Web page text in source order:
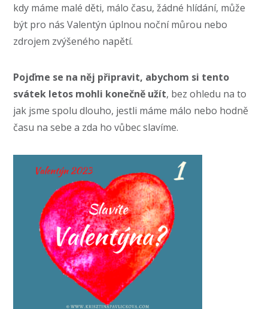
kdy máme malé děti, málo času, žádné hlídání, může
být pro nás Valentýn úplnou noční můrou nebo
zdrojem zvýšeného napětí.
Pojďme se na něj připravit, abychom si tento
svátek letos mohli konečně užít, bez ohledu na to
jak jsme spolu dlouho, jestli máme málo nebo hodně
času na sebe a zda ho vůbec slavíme.